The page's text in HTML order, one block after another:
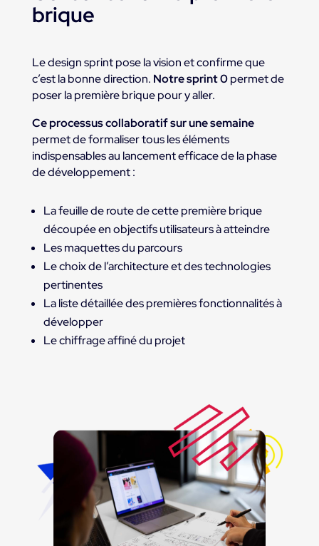
brique
Le design sprint pose la vision et confirme que
c’est la bonne direction. Notre sprint 0permet de
poser la première brique pour y aller.
Ce processus collaboratif sur une semaine
permet de formaliser tous les éléments
indispensables au lancement efficace de la phase
de développement :
La feuille de route de cette première brique
découpée en objectifs utilisateurs à atteindre
Les maquettes du parcours
Le choix de l’architecture et des technologies
pertinentes
La liste détaillée des premières fonctionnalités à
développer
Le chiffrage affiné du projet